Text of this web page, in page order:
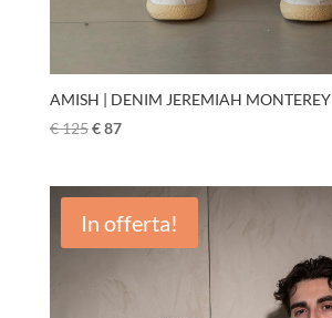
AMISH | DENIM JEREMIAH MONTEREY
€125€87
In offerta!